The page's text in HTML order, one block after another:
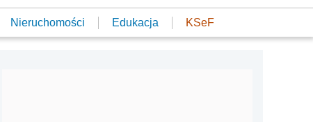
Nieruchomości Edukacja KSeF